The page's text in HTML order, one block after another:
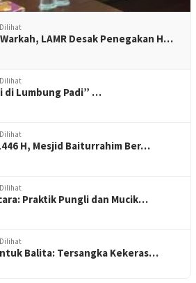
Dilihat
LAMR Desak Penegakan H…
Dilihat
di Lumbung Padi” …
Dilihat
H, Mesjid Baiturrahim Ber…
Dilihat
Praktik Pungli dan Mucik…
Dilihat
Balita: Tersangka Kekeras…